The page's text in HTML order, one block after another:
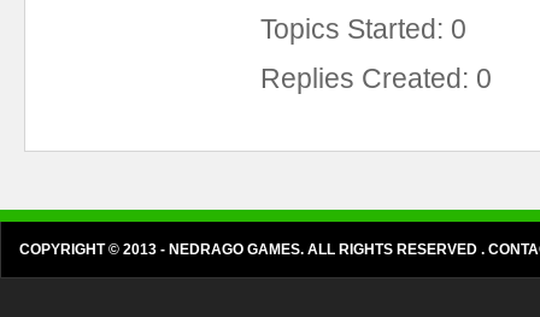
Topics Started: 0
Replies Created: 0
COPYRIGHT © 2013 - NEDRAGO GAMES. ALL RIGHTS RESERVED .